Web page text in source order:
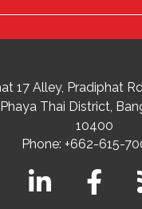
17 Alley, Pradiphat
Phaya Thai District,
10400
Phone: +662-615-